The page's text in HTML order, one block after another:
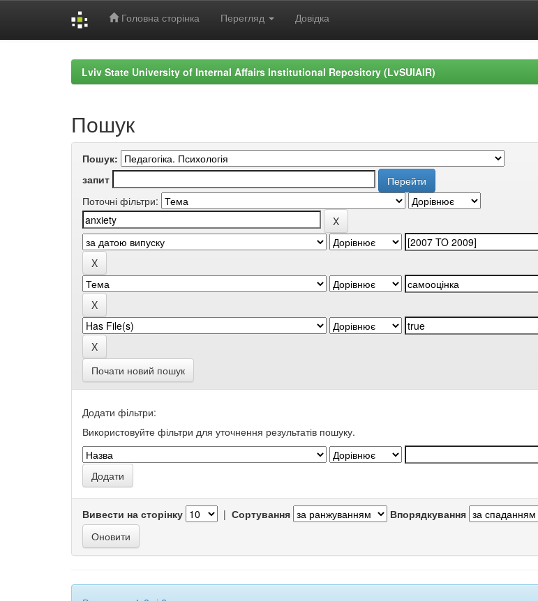
Головна сторінка Перегляд Довідка
Lviv State University of Internal Affairs Institutional Repository (LvSUIAIR)
Пошук
Пошук:
запит
Поточні фільтри:
Почати новий пошук
Додати фільтри:
Використовуйте фільтри для уточнення результатів пошуку.
Вивести на сторінку | Сортування Впорядкування